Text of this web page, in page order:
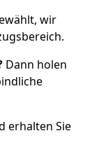
wir
Dann holen
erhalten Sie